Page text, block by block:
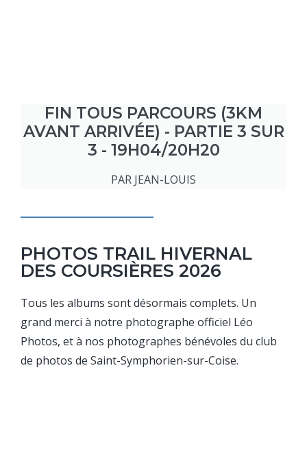
FIN TOUS PARCOURS (3KM
AVANT ARRIVÉE) - PARTIE 3 SUR
3 - 19H04/20H20
PAR JEAN-LOUIS
PHOTOS TRAIL HIVERNAL
DES COURSIÈRES 2026
Tous les albums sont désormais complets. Un
grand merci à notre photographe officiel Léo
Photos, et à nos photographes bénévoles du club
de photos de Saint-Symphorien-sur-Coise.